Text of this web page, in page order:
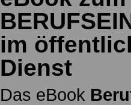
im
Dienst
Das eBook